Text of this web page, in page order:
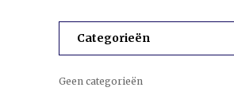
Categorieën
Geen categorieën